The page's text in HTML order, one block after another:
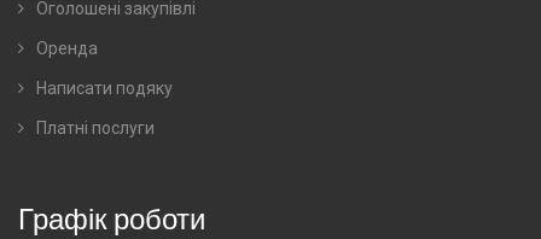
Оголошені закупівлі
Оренда
Написати подяку
Платні послуги
Графік роботи